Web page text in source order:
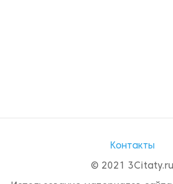
Контакты
© 2021 3Citaty.ru